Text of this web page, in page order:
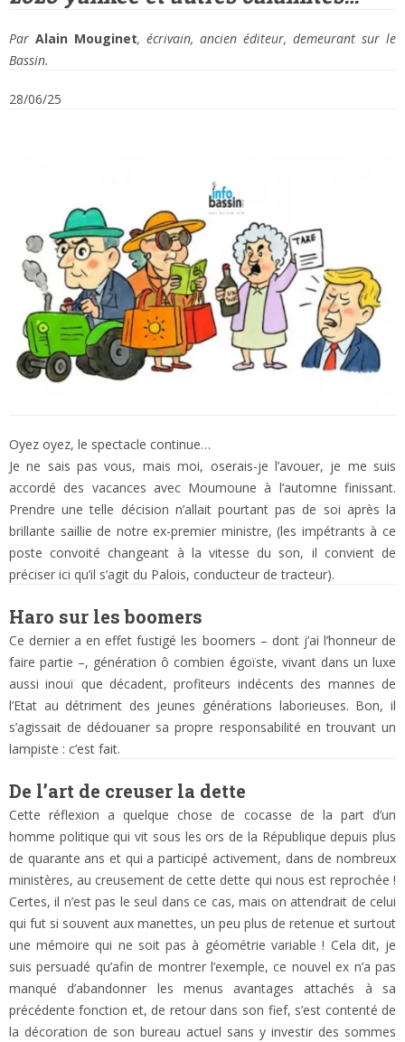
Par Alain Mouginet, écrivain, ancien éditeur, demeurant sur le
Bassin.
28/06/25
Oyez oyez, le spectacle continue…
Je ne sais pas vous, mais moi, oserais-je l’avouer, je me suis
accordé des vacances avec Moumoune à l’automne finissant.
Prendre une telle décision n’allait pourtant pas de soi après la
brillante saillie de notre ex-premier ministre, (les impétrants à ce
poste convoité changeant à la vitesse du son, il convient de
préciser ici qu’il s’agit du Palois, conducteur de tracteur).
Haro sur les boomers
Ce dernier a en effet fustigé les boomers – dont j’ai l’honneur de
faire partie –, génération ô combien égoïste, vivant dans un luxe
aussi inouï que décadent, profiteurs indécents des mannes de
l’Etat au détriment des jeunes générations laborieuses. Bon, il
s’agissait de dédouaner sa propre responsabilité en trouvant un
lampiste : c’est fait.
De l’art de creuser la dette
Cette réflexion a quelque chose de cocasse de la part d’un
homme politique qui vit sous les ors de la République depuis plus
de quarante ans et qui a participé activement, dans de nombreux
ministères, au creusement de cette dette qui nous est reprochée !
Certes, il n’est pas le seul dans ce cas, mais on attendrait de celui
qui fut si souvent aux manettes, un peu plus de retenue et surtout
une mémoire qui ne soit pas à géométrie variable ! Cela dit, je
suis persuadé qu’afin de montrer l’exemple, ce nouvel ex n’a pas
manqué d’abandonner les menus avantages attachés à sa
précédente fonction et, de retour dans son fief, s’est contenté de
la décoration de son bureau actuel sans y investir des sommes